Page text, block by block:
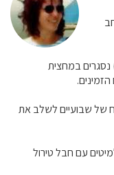
במחצית
של שבועיים לשלב את
עם חבל טירול